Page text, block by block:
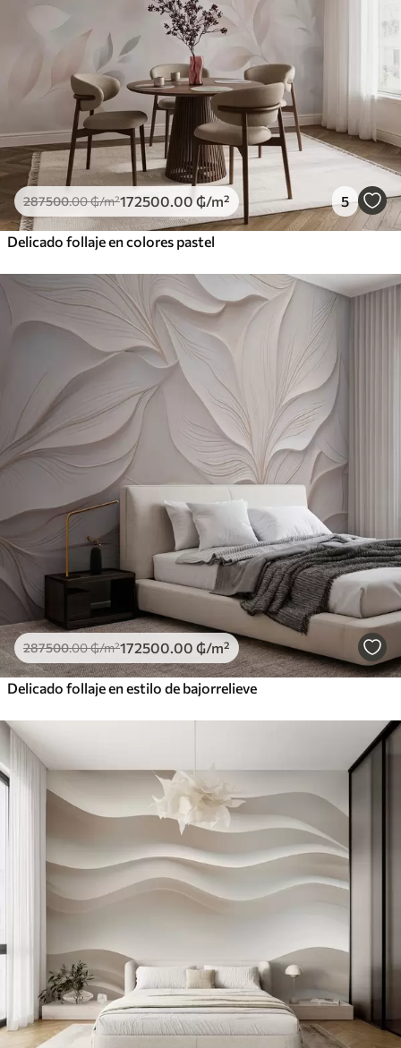
287500.00₲/m²172500 .00 ₲/m² 5
Delicado follaje en colores pastel
287500.00₲/m²172500 .00 ₲/m²
Delicado follaje en estilo de bajorrelieve